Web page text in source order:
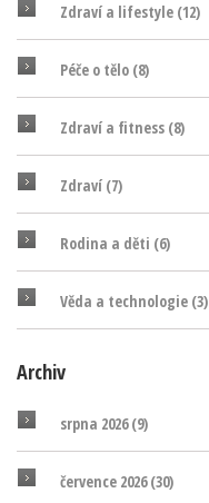
Zdraví a lifestyle (12)
Péče o tělo (8)
Zdraví a fitness (8)
Zdraví (7)
Rodina a děti (6)
Věda a technologie (3)
Archiv
srpna 2026(9)
července 2026(30)